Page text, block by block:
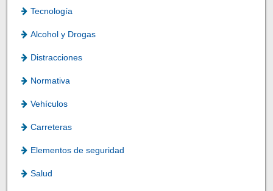
Tecnología
Alcohol y Drogas
Distracciones
Normativa
Vehículos
Carreteras
Elementos de seguridad
Salud